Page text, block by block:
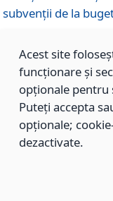
subvenţii de la
899/21.12.2023
Aprobarea
sociale furnizate în
Brașov, pentru
Modificarea
Acest site
funcționare și
opționale
Puteți accepta
opționale;
dezactivate.